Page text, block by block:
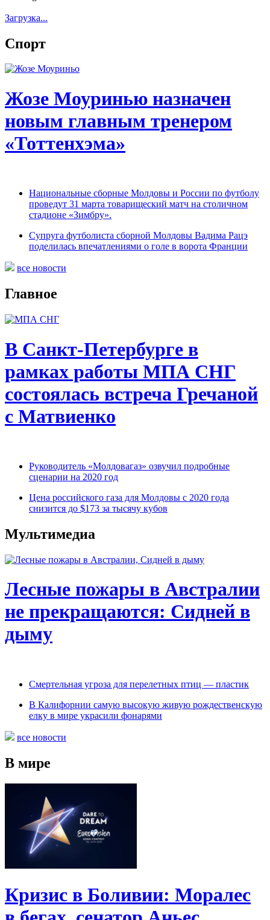
Загрузка...
Спорт
Жозе Моуринью назначен
новым главным тренером
«Тоттенхэма»
Национальные сборные Молдовы и России по футболу
проведут 31 марта товарищеский матч на столичном
стадионе «Зимбру».
Супруга футболиста сборной Молдовы Вадима Рацэ
поделилась впечатлениями о голе в ворота Франции
все новости
Главное
В Санкт-Петербурге в
рамках работы МПА СНГ
состоялась встреча Гречаной
с Матвиенко
Руководитель «Молдовагаз» озвучил подробные
сценарии на 2020 год
Цена российского газа для Молдовы с 2020 года
снизится до $173 за тысячу кубов
Мультимедиа
Лесные пожары в Австралии
не прекращаются: Сидней в
дыму
Cмертельная угроза для перелетных птиц — пластик
В Калифорнии самую высокую живую рождественскую
елку в мире украсили фонарями
все новости
В мире
Кризис в Боливии: Моралес